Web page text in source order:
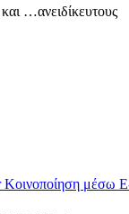
…ανειδίκευτους
Κοινοποίηση μέσω